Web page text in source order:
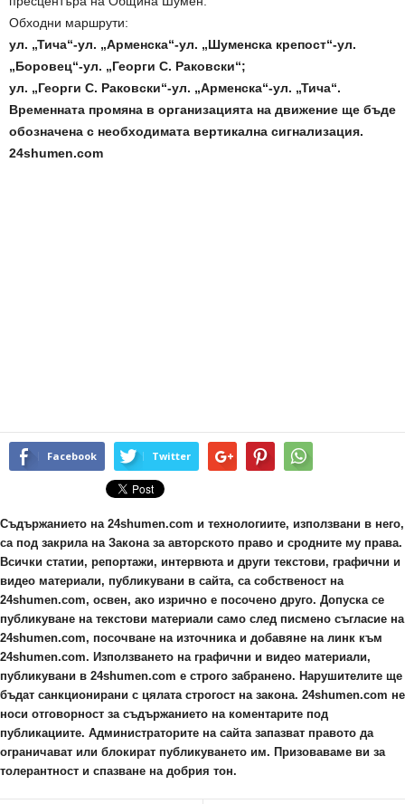
Обходни маршрути:
ул. „Тича“-ул. „Арменска“-ул. „Шуменска крепост“-ул.
„Боровец“-ул. „Георги С. Раковски“;
ул. „Георги С. Раковски“-ул. „Арменска“-ул. „Тича“.
Временната промяна в организацията на движение ще бъде
обозначена с необходимата вертикална сигнализация.
24shumen.com
Facebook Twitter
Съдържанието на 24shumen.com и технологиите, използвани в него,
са под закрила на Закона за авторското право и сродните му права.
Всички статии, репортажи, интервюта и други текстови, графични и
видео материали, публикувани в сайта, са собственост на
24shumen.com, освен, ако изрично е посочено друго. Допуска се
публикуване на текстови материали само след писмено съгласие на
24shumen.com, посочване на източника и добавяне на линк към
24shumen.com. Използването на графични и видео материали,
публикувани в 24shumen.com е строго забранено. Нарушителите ще
бъдат санкционирани с цялата строгост на закона. 24shumen.com не
носи отговорност за съдържанието на коментарите под
публикациите. Администраторите на сайта запазват правото да
ограничават или блокират публикуването им. Призоваваме ви за
толерантност и спазване на добрия тон.